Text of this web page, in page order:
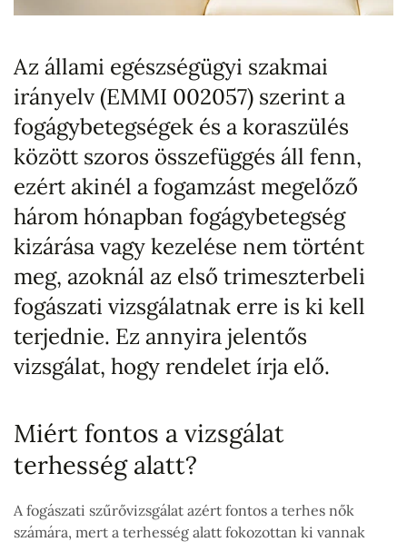
Az állami egészségügyi szakmai
irányelv (EMMI 002057) szerint a
fogágybetegségek és a koraszülés
között szoros összefüggés áll fenn,
ezért akinél a fogamzást megelőző
három hónapban fogágybetegség
kizárása vagy kezelése nem történt
meg, azoknál az első trimeszterbeli
fogászati vizsgálatnak erre is ki kell
terjednie. Ez annyira jelentős
vizsgálat, hogy rendelet írja elő.
Miért fontos a vizsgálat
terhesség alatt?
A fogászati szűrővizsgálat azért fontos a terhes nők
számára, mert a terhesség alatt fokozottan ki vannak